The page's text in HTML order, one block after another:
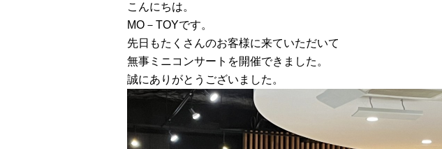
こんにちは。
MO－TOYです。
先日もたくさんのお客様に来ていただいて
無事ミニコンサートを開催できました。
誠にありがとうございました。